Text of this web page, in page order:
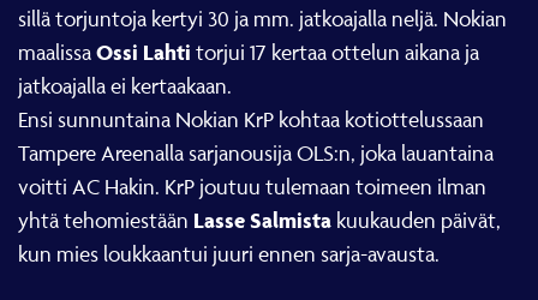
sillä torjuntoja kertyi 30 ja mm. jatkoajalla neljä. Nokian
maalissaOssi Lahti torjui 17 kertaa ottelun aikana ja
jatkoajalla ei kertaakaan.
Ensi sunnuntaina Nokian KrP kohtaa kotiottelussaan
Tampere Areenalla sarjanousija OLS:n, joka lauantaina
voitti AC Hakin. KrP joutuu tulemaan toimeen ilman
yhtä tehomiestään Lasse Salmista kuukauden päivät,
kun mies loukkaantui juuri ennen sarja-avausta.